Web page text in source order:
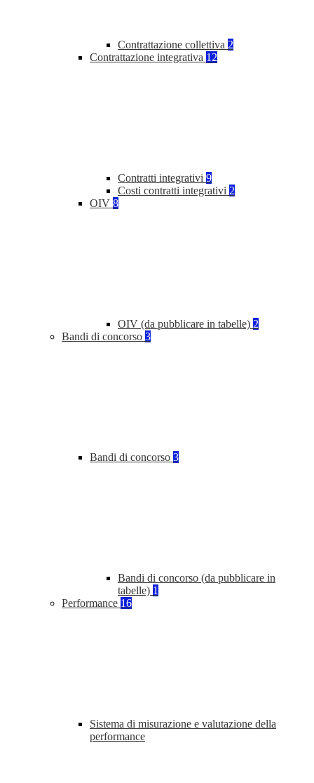
Contrattazione collettiva 2
Contrattazione integrativa 12
Contratti integrativi 9
Costi contratti integrativi 2
OIV 8
OIV (da pubblicare in tabelle) 2
Bandi di concorso 3
Bandi di concorso 3
Bandi di concorso (da pubblicare in
tabelle) 1
Performance 16
Sistema di misurazione e valutazione della
performance